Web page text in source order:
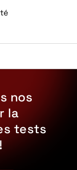
nos
la
tests